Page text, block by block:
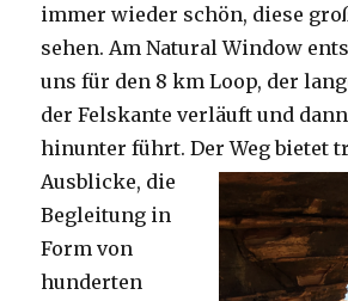
immer wieder schön, diese
sehen. Am Natural Window
uns für den 8 km Loop, der
der Felskante verläuft und
hinunter führt. Der Weg bietet
Ausblicke, die
Begleitung in
Form von
hunderten